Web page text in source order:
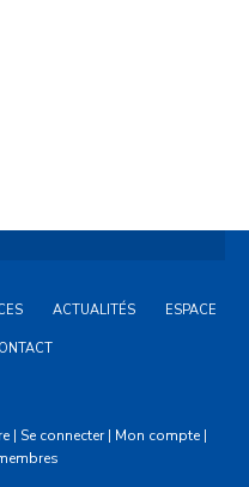
ACTUALITÉS ESPACE
| Se connecter| Mon compte|